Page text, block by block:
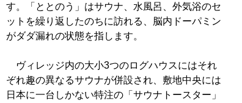
す。「ととのう」はサウナ、水風呂、外気浴のセ
ットを繰り返したのちに訪れる、脳内ドーパミン
がダダ漏れの状態を指します。
ヴィレッジ内の大小3つのログハウスにはそれ
ぞれ趣の異なるサウナが併設され、敷地中央には
日本に一台しかない特注の「サウナトースター」